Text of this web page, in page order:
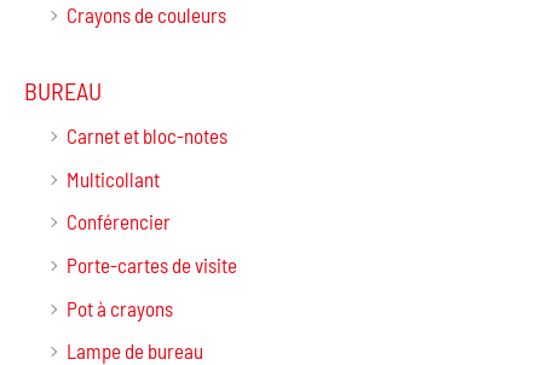
Crayons de couleurs
BUREAU
Carnet et bloc-notes
Multicollant
Conférencier
Porte-cartes de visite
Pot à crayons
Lampe de bureau